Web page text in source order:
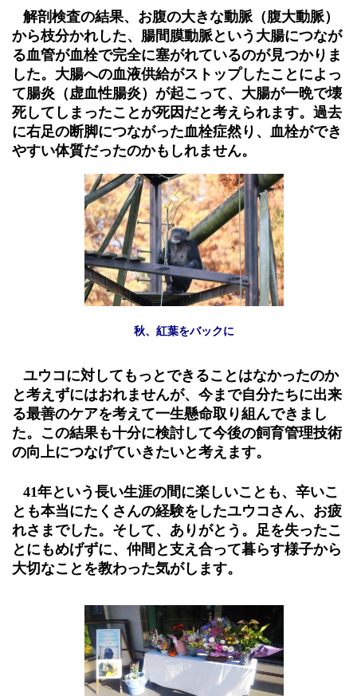
解剖検査の結果、お腹の大きな動脈（腹大動脈）
から枝分かれした、腸間膜動脈という大腸につなが
る血管が血栓で完全に塞がれているのが見つかりま
した。大腸への血液供給がストップしたことによっ
て腸炎（虚血性腸炎）が起こって、大腸が一晩で壊
死してしまったことが死因だと考えられます。過去
に右足の断脚につながった血栓症然り、血栓ができ
やすい体質だったのかもしれません。
秋、紅葉をバックに
ユウコに対してもっとできることはなかったのか
と考えずにはおれませんが、今まで自分たちに出来
る最善のケアを考えて一生懸命取り組んできまし
た。この結果も十分に検討して今後の飼育管理技術
の向上につなげていきたいと考えます。
41年という長い生涯の間に楽しいことも、辛いこ
とも本当にたくさんの経験をしたユウコさん、お疲
れさまでした。そして、ありがとう。足を失ったこ
とにもめげずに、仲間と支え合って暮らす様子から
大切なことを教わった気がします。